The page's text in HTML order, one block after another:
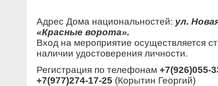
Адрес Дома национальностей: ул.
«Красные ворота».
Вход на мероприятие осуществляется
наличии удостоверения личности.
Регистрация по телефонам +7(926)055-
+7(977)274-17-25 (Корытин Георгий)